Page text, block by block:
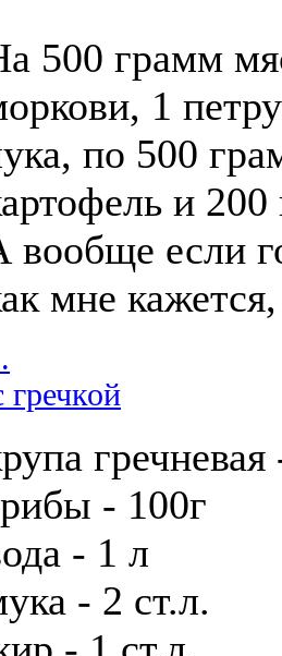
500 грамм
1
по 500
и
вообще если
мне
гречневая
- 100г
- 1 л
- 2 ст.л.